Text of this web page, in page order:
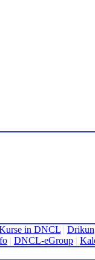
in DNCL |
| DNCL-eGroup |